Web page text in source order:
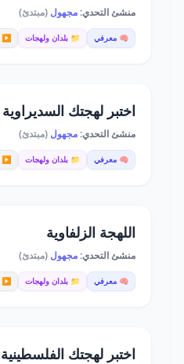
منشئ التحدي:مجهول (مبتدئ)
🧠 معرفي 📁 بلدان ولهجات ▶️
اختبر لهجتك السديراوية
منشئ التحدي:مجهول (مبتدئ)
🧠 معرفي 📁 بلدان ولهجات ▶️
اللهجة الزلفاوية
منشئ التحدي:مجهول (مبتدئ)
🧠 معرفي 📁 بلدان ولهجات ▶️
اختبر لهجتك الفلسطينية